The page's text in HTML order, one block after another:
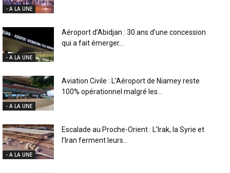
- A LA UNE
- A LA UNE
Aéroport d’Abidjan : 30 ans d’une concession
qui a fait émerger...
- A LA UNE
Aviation Civile : L’Aéroport de Niamey reste
100% opérationnel malgré les...
- A LA UNE
Escalade au Proche-Orient : L’Irak, la Syrie et
l’Iran ferment leurs...